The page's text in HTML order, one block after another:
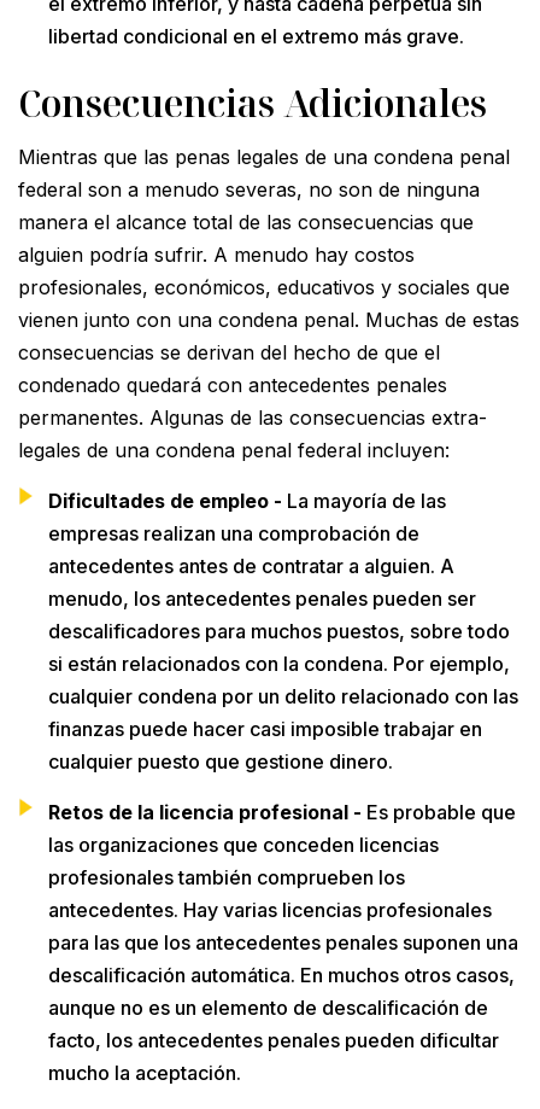
libertad condicional en el extremo más grave.
Consecuencias Adicionales
Mientras que las penas legales de una condena penal
federal son a menudo severas, no son de ninguna
manera el alcance total de las consecuencias que
alguien podría sufrir. A menudo hay costos
profesionales, económicos, educativos y sociales que
vienen junto con una condena penal. Muchas de estas
consecuencias se derivan del hecho de que el
condenado quedará con antecedentes penales
permanentes. Algunas de las consecuencias extra-
legales de una condena penal federal incluyen:
Dificultades de empleo - La mayoría de las
empresas realizan una comprobación de
antecedentes antes de contratar a alguien. A
menudo, los antecedentes penales pueden ser
descalificadores para muchos puestos, sobre todo
si están relacionados con la condena. Por ejemplo,
cualquier condena por un delito relacionado con las
finanzas puede hacer casi imposible trabajar en
cualquier puesto que gestione dinero.
Retos de la licencia profesional - Es probable que
las organizaciones que conceden licencias
profesionales también comprueben los
antecedentes. Hay varias licencias profesionales
para las que los antecedentes penales suponen una
descalificación automática. En muchos otros casos,
aunque no es un elemento de descalificación de
facto, los antecedentes penales pueden dificultar
mucho la aceptación.